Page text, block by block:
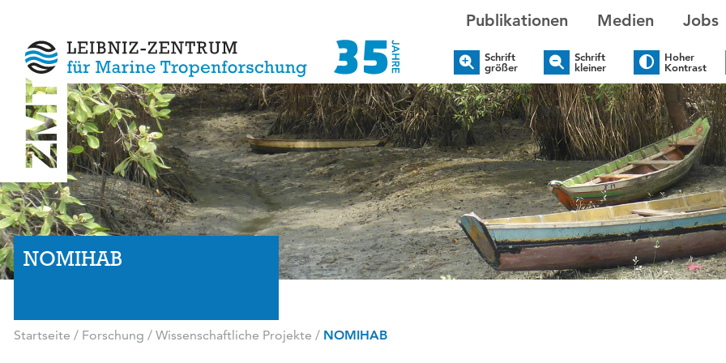
Publikationen Medien Jobs
Schrift
größer
Schrift
kleiner
Hoher
Kontrast
NOMIHAB
Startseite / Forschung / Wissenschaftliche Projekte / NOMIHAB